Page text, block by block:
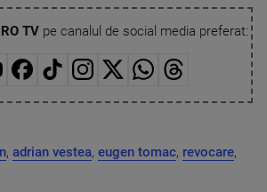
TVpe canalul de social media preferat:
, adrian vestea, eugen tomac, revocare,